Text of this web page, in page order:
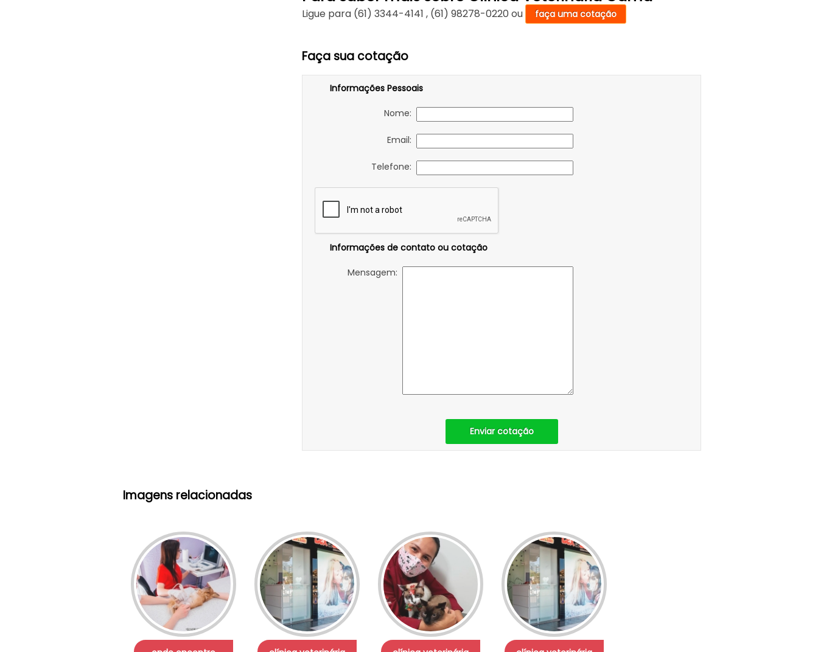
Ligue para (61) 3344-4141 , (61) 98278-0220 ou faça uma cotação
Faça sua cotação
Informações Pessoais
Nome:
Email:
Telefone:
Informações de contato ou cotação
Mensagem:
Enviar cotação
Imagens relacionadas